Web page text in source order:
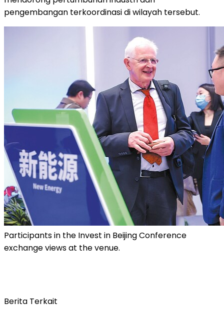
pengembangan terkoordinasi di wilayah tersebut.
Participants in the Invest in Beijing Conference
exchange views at the venue.
Berita Terkait